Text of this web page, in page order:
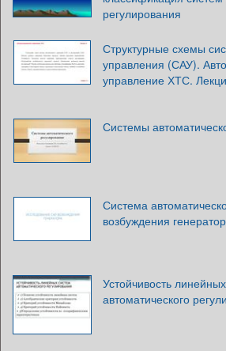
регулирования
Структурные схемы
управления (САУ).
управление ХТС.
Системы
Система
возбуждения
Устойчивость
автоматического